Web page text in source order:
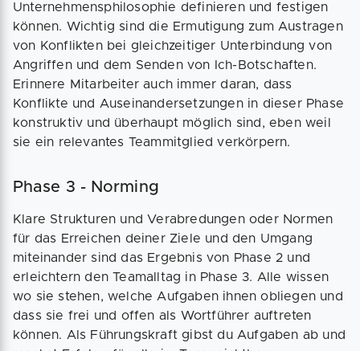
Unternehmensphilosophie definieren und festigen
können. Wichtig sind die Ermutigung zum Austragen
von Konflikten bei gleichzeitiger Unterbindung von
Angriffen und dem Senden von Ich-Botschaften.
Erinnere Mitarbeiter auch immer daran, dass
Konflikte und Auseinandersetzungen in dieser Phase
konstruktiv und überhaupt möglich sind, eben weil
sie ein relevantes Teammitglied verkörpern.
Phase 3 - Norming
Klare Strukturen und Verabredungen oder Normen
für das Erreichen deiner Ziele und den Umgang
miteinander sind das Ergebnis von Phase 2 und
erleichtern den Teamalltag in Phase 3. Alle wissen
wo sie stehen, welche Aufgaben ihnen obliegen und
dass sie frei und offen als Wortführer auftreten
können. Als Führungskraft gibst du Aufgaben ab und